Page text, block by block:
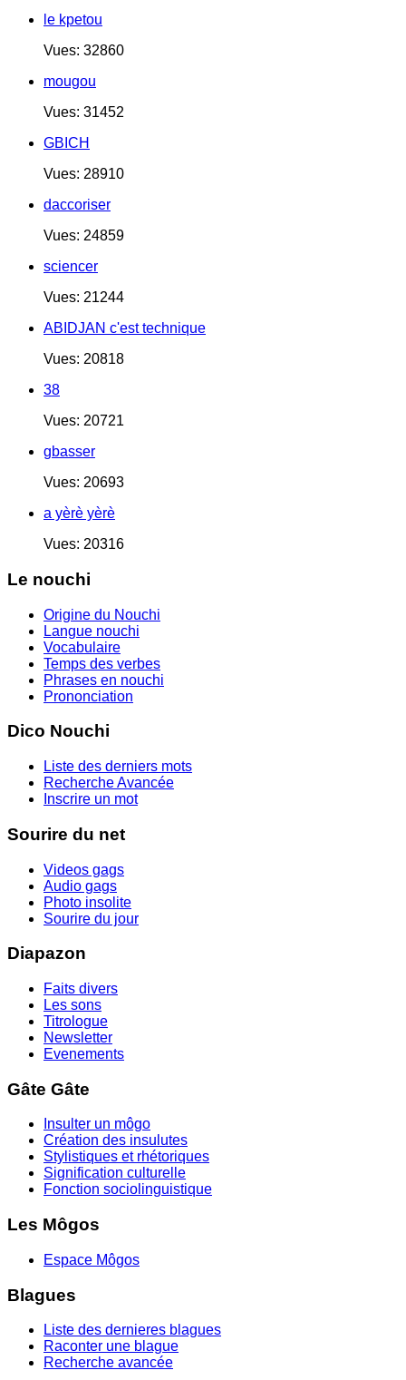
le kpetou
Vues: 32860
mougou
Vues: 31452
GBICH
Vues: 28910
daccoriser
Vues: 24859
sciencer
Vues: 21244
ABIDJAN c'est technique
Vues: 20818
38
Vues: 20721
gbasser
Vues: 20693
a yèrè yèrè
Vues: 20316
Le nouchi
Origine du Nouchi
Langue nouchi
Vocabulaire
Temps des verbes
Phrases en nouchi
Prononciation
Dico Nouchi
Liste des derniers mots
Recherche Avancée
Inscrire un mot
Sourire du net
Videos gags
Audio gags
Photo insolite
Sourire du jour
Diapazon
Faits divers
Les sons
Titrologue
Newsletter
Evenements
Gâte Gâte
Insulter un môgo
Création des insulutes
Stylistiques et rhétoriques
Signification culturelle
Fonction sociolinguistique
Les Môgos
Espace Môgos
Blagues
Liste des dernieres blagues
Raconter une blague
Recherche avancée